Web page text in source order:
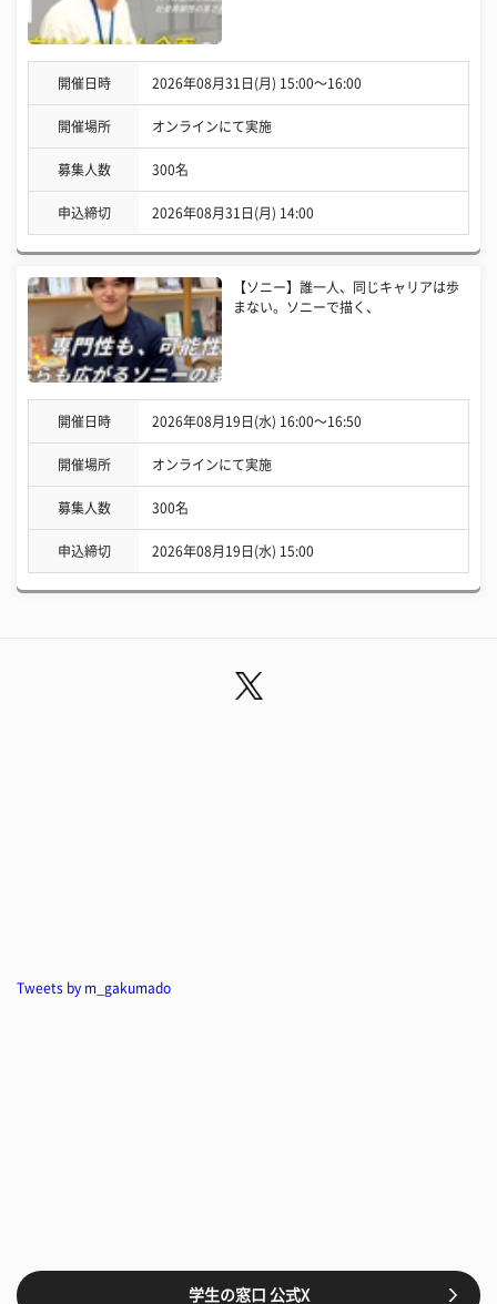
開催日時 2026年08月31日(月) 15:00〜16:00
開催場所 オンラインにて実施
募集人数 300名
申込締切 2026年08月31日(月) 14:00
【ソニー】誰一人、同じキャリアは歩
まない。ソニーで描く、
開催日時 2026年08月19日(水) 16:00〜16:50
開催場所 オンラインにて実施
募集人数 300名
申込締切 2026年08月19日(水) 15:00
Tweets by m_gakumado
学生の窓口 公式X